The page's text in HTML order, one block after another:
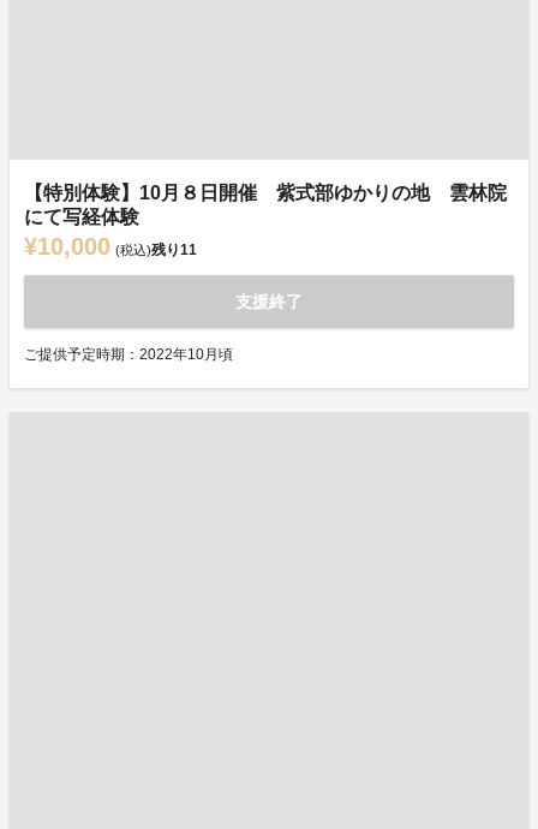
【特別体験】10月８日開催 紫式部ゆかりの地 雲林院
にて写経体験
¥10,000 (税込)残り11
支援終了
ご提供予定時期：2022年10月頃